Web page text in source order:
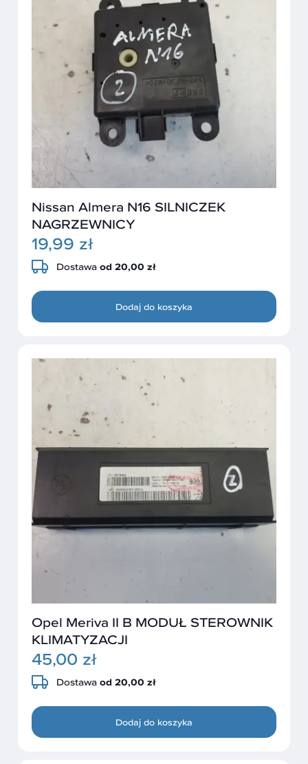
Nissan Almera N16 SILNICZEK
NAGRZEWNICY
19,99 zł
Dostawa od 20,00 zł
Dodaj do koszyka
Opel Meriva II B MODUŁ STEROWNIK
KLIMATYZACJI
45,00 zł
Dostawa od 20,00 zł
Dodaj do koszyka